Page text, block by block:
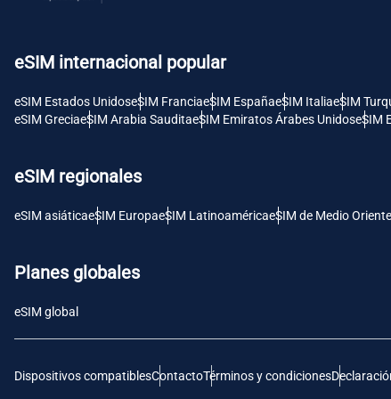
eSIM internacional popular
eSIM Estados UnidoseSIM FranciaeSIM EspañaeSIM ItaliaeSIM
eSIM GreciaeSIM Arabia SauditaeSIM Emiratos Árabes UnidoseSIM
eSIM regionales
eSIM asiáticaeSIM EuropaeSIM LatinoaméricaeSIM de Medio Oriente
Planes globales
eSIM global
Dispositivos compatiblesContactoTérminos y condiciones